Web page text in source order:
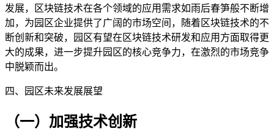
发展，区块链技术在各个领域的应用需求如雨后春笋般不断增
加，为园区企业提供了广阔的市场空间，随着区块链技术的不
断创新和突破，园区有望在区块链技术研发和应用方面取得更
大的成果，进一步提升园区的核心竞争力，在激烈的市场竞争
中脱颖而出。
四、园区未来发展展望
（一）加强技术创新